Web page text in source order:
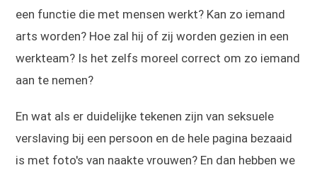
een functie die met mensen werkt? Kan zo iemand
arts worden? Hoe zal hij of zij worden gezien in een
werkteam? Is het zelfs moreel correct om zo iemand
aan te nemen?
En wat als er duidelijke tekenen zijn van seksuele
verslaving bij een persoon en de hele pagina bezaaid
is met foto's van naakte vrouwen? En dan hebben we